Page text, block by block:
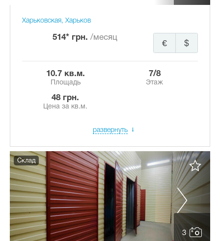
Харьковская, Харьков
514* грн. /месяц
$
€
10.7 кв.м.
Площадь
7/8
Этаж
48 грн.
Цена за кв.м.
развернуть
3
Склад